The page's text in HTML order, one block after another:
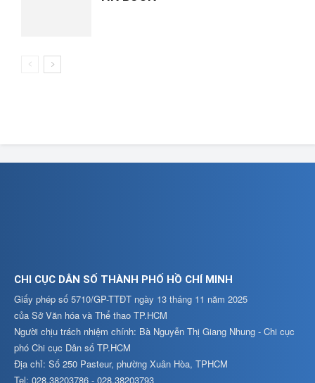
CHI CỤC DÂN SỐ THÀNH PHỐ HỒ CHÍ MINH
Giấy phép số 5710/GP-TTĐT ngày 13 tháng 11 năm 2025
của Sở Văn hóa và Thể thao TP.HCM
Người chịu trách nhiệm chính: Bà Nguyễn Thị Giang Nhung - Chi cục
phó Chi cục Dân số TP.HCM
Địa chỉ: Số 250 Pasteur, phường Xuân Hòa, TPHCM
Tel: 028.38203786 - 028.38203793